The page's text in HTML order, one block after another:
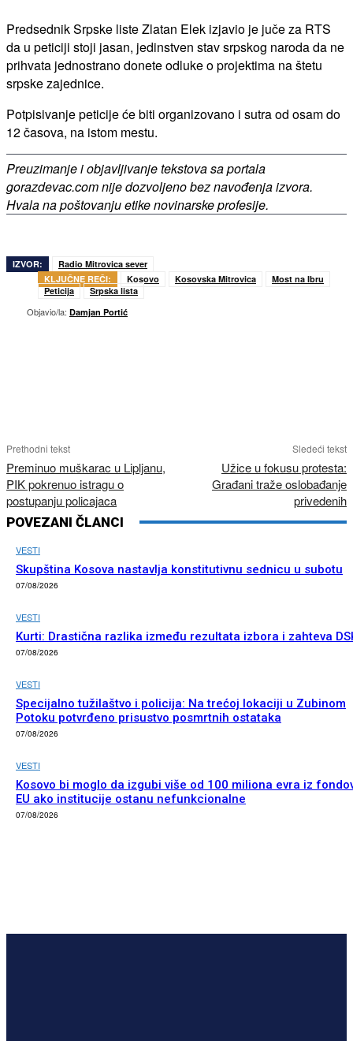
Predsednik Srpske liste Zlatan Elek izjavio je juče za RTS
da u peticiji stoji jasan, jedinstven stav srpskog naroda da ne
prihvata jednostrano donete odluke o projektima na štetu
srpske zajednice.
Potpisivanje peticije će biti organizovano i sutra od osam do
12 časova, na istom mestu.
Preuzimanje i objavljivanje tekstova sa portala
gorazdevac.com nije dozvoljeno bez navođenja izvora.
Hvala na poštovanju etike novinarske profesije.
IZVOR:
Radio Mitrovica sever
KLJUČNE REČI:
Kosovo Kosovska Mitrovica
Most na Ibru
Peticija
Srpska lista
Objavio/la: Damjan Portić
Prethodni tekst
Preminuo muškarac u Lipljanu,
PIK pokrenuo istragu o
postupanju policajaca
Sledeći tekst
Užice u fokusu protesta:
Građani traže oslobađanje
privedenih
POVEZANI ČLANCI
VESTI
Skupština Kosova nastavlja konstitutivnu sednicu u subotu
07/08/2026
VESTI
Kurti: Drastična razlika između rezultata izbora i zahteva
07/08/2026
VESTI
Specijalno tužilaštvo i policija: Na trećoj lokaciji u Zubinom
Potoku potvrđeno prisustvo posmrtnih ostataka
07/08/2026
VESTI
Kosovo bi moglo da izgubi više od 100 miliona evra iz
EU ako institucije ostanu nefunkcionalne
07/08/2026